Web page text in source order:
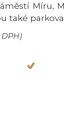
Míru,
také